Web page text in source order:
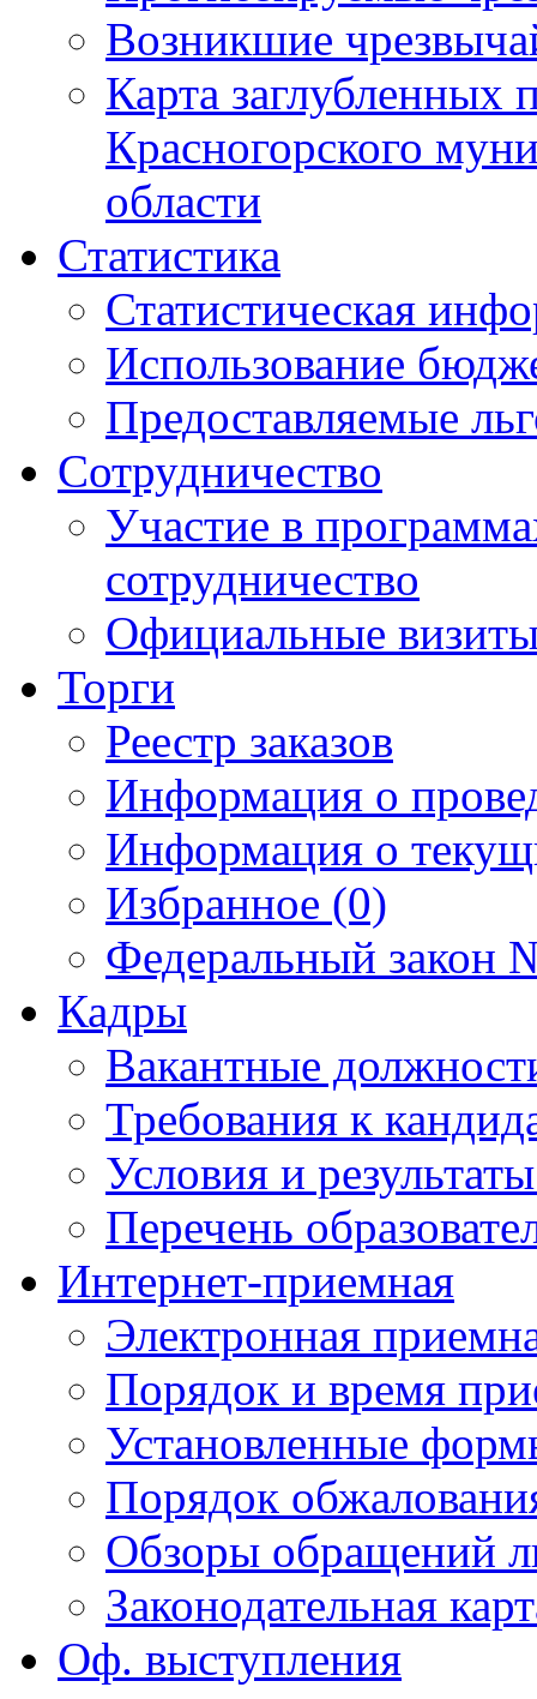
Возникшие
Карта
Красногорского
области
Статистика
Статистическая
Использование
Предоставляемые
Сотрудничество
Участие в
сотрудничество
Официальные
Торги
Реестр заказов
Информация о
Информация о
Избранное (0)
Федеральный закон
Кадры
Вакантные
Требования к
Условия и
Перечень
Интернет-приемная
Электронная
Порядок и время
Установленные
Порядок
Обзоры обращений
Законодательная
Оф. выступления